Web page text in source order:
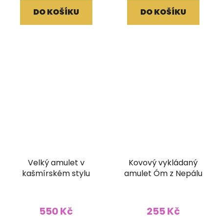
DO KOŠÍKU DO KOŠÍKU
Velký amulet v
kašmírském stylu
550 Kč
Kovový vykládaný
amulet Óm z Nepálu
255 Kč